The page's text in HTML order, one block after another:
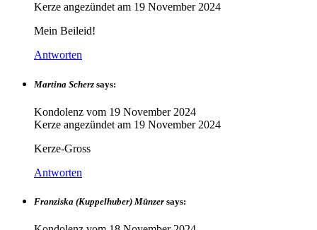
Kerze angezündet am 19 November 2024
Mein Beileid!
Antworten
Martina Scherz says:
Kondolenz vom 19 November 2024
Kerze angezündet am 19 November 2024
Kerze-Gross
Antworten
Franziska (Kuppelhuber) Münzer says: